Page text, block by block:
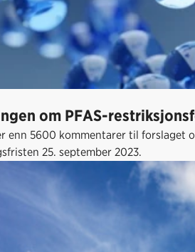
om PFAS-
enn 5600 kommentarer til forslaget
25. september 2023.